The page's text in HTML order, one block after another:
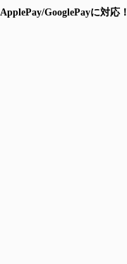
ApplePay/GooglePayに対応！